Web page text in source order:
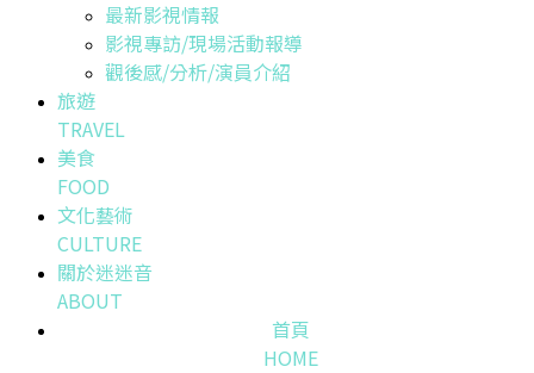
最新影視情報
影視專訪/現場活動報導
觀後感/分析/演員介紹
旅遊
TRAVEL
美食
FOOD
文化藝術
CULTURE
關於迷迷音
ABOUT
首頁
HOME